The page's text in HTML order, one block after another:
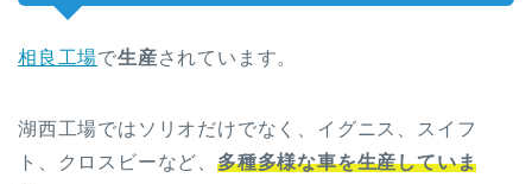
相良工場で生産されています。
湖西工場ではソリオだけでなく、イグニス、スイフ
ト、クロスビーなど、多種多様な車を生産していま